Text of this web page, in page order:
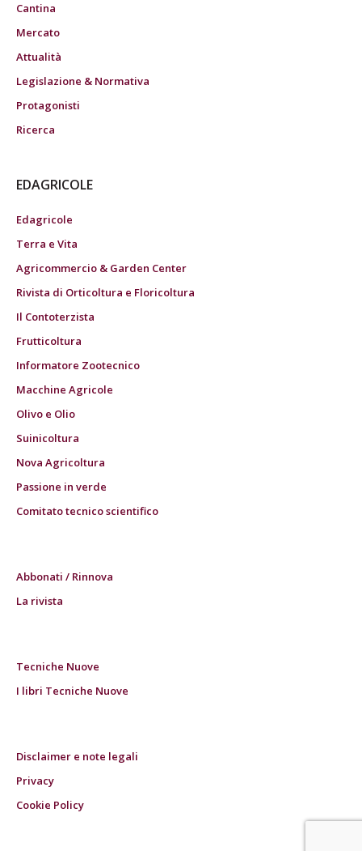
Cantina
Mercato
Attualità
Legislazione & Normativa
Protagonisti
Ricerca
EDAGRICOLE
Edagricole
Terra e Vita
Agricommercio & Garden Center
Rivista di Orticoltura e Floricoltura
Il Contoterzista
Frutticoltura
Informatore Zootecnico
Macchine Agricole
Olivo e Olio
Suinicoltura
Nova Agricoltura
Passione in verde
Comitato tecnico scientifico
Abbonati / Rinnova
La rivista
Tecniche Nuove
I libri Tecniche Nuove
Disclaimer e note legali
Privacy
Cookie Policy